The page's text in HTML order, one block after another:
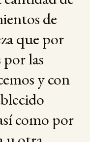
de
que por
las
y con
como por